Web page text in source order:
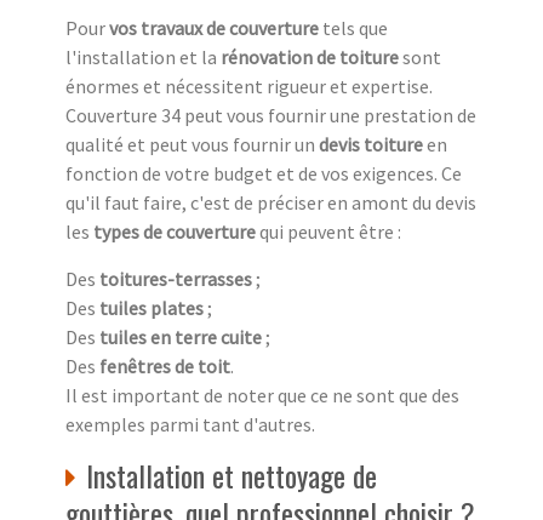
Pourvos travaux de couverture tels que
l'installation et la rénovation de toituresont
énormes et nécessitent rigueur et expertise.
Couverture 34 peut vous fournir une prestation de
qualité et peut vous fournir un devis toitureen
fonction de votre budget et de vos exigences. Ce
qu'il faut faire, c'est de préciser en amont du devis
les types de couverturequi peuvent être :
Des toitures-terrasses;
Des tuiles plates;
Des tuiles en terre cuite;
Des fenêtres de toit.
Il est important de noter que ce ne sont que des
exemples parmi tant d'autres.
Installation et nettoyage de